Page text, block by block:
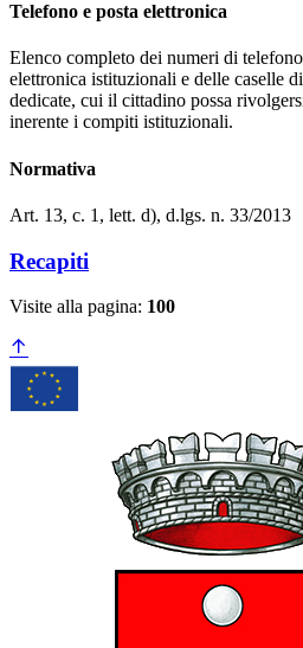
Telefono e posta elettronica
Elenco completo dei numeri di
elettronica istituzionali e delle caselle
dedicate, cui il cittadino possa
inerente i compiti istituzionali.
Normativa
Art. 13, c. 1, lett. d), d.lgs. n. 33/2013
Recapiti
Visite alla pagina: 100